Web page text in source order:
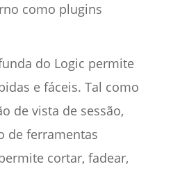
como plugins
do Logic permite
e fáceis. Tal como
de vista de sessão,
de ferramentas
cortar, fadear,